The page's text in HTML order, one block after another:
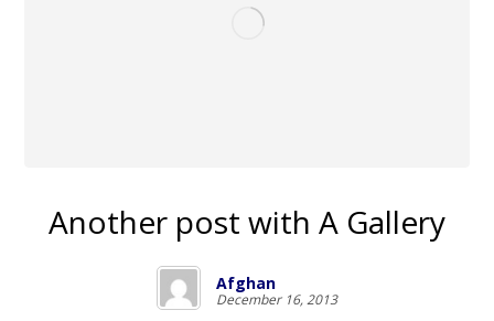
Another post with A Gallery
Afghan
December 16, 2013